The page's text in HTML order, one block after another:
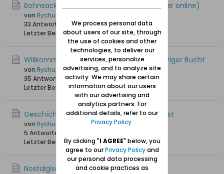
Bohnsacker Insel _ pogoda OnLine (Wetter online)
von Rychu
33 Antworten
38.288 Hits0 Likes
Letzter Beitrag16.02.2022, 18:41
Willkommen in der Weichsel mit der Danziger Bucht
von Rychu
35 Antworten28.363 Hits0 Likes
Letzter Beitrag08.02.2022, 12:51
Geschichte des Hafens von Schiewenhorst
von Rychu
5 Antworten
Letzter Beitrag 01.11.2017, 13:14
Nostalgische Erinnerungen
We process personal data
about users of our site, through
the use of cookies and other
technologies, to deliver our
services, personalize
advertising, and to analyze site
activity. We may share certain
information about our users
with our advertising and
analytics partners. For
additional details, refer to our
Privacy Policy.
By clicking "I AGREE" below, you
agree to ourPrivacy Policyand
our personal data processing
and cookie practices as